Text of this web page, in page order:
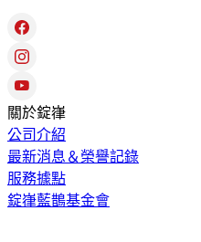
關於錠嵂
公司介紹
最新消息＆榮譽記錄
服務據點
錠嵂藍鵲基金會